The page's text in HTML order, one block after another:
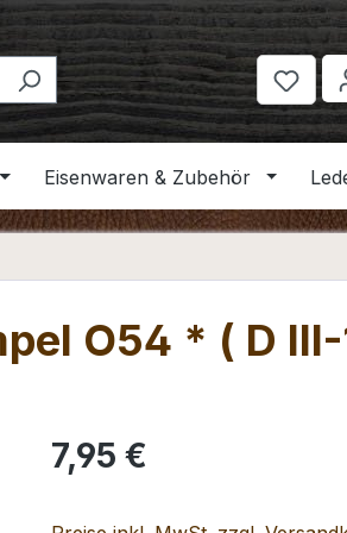
Eisenwaren & Zubehör
O54 * ( D III-
Regulärer Preis:
7,95 €